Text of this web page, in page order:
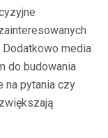
media
do budowania
na pytania czy